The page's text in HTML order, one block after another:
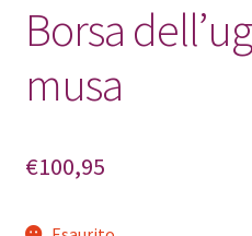
Borsa
musa
€100,95